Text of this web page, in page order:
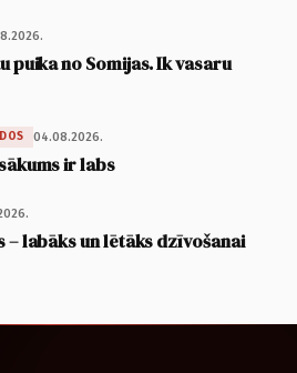
puika no Somijas. Ik vasaru
04.08.2026.
ir labs
labāks un lētāks dzīvošanai